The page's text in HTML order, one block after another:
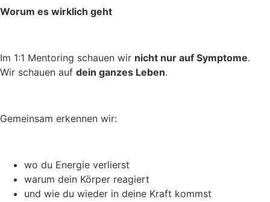
Worum es wirklich geht
Im 1:1 Mentoring schauen wir nicht nur auf Symptome.
Wir schauen auf dein ganzes Leben.
Gemeinsam erkennen wir:
wo du Energie verlierst
warum dein Körper reagiert
und wie du wieder in deine Kraft kommst